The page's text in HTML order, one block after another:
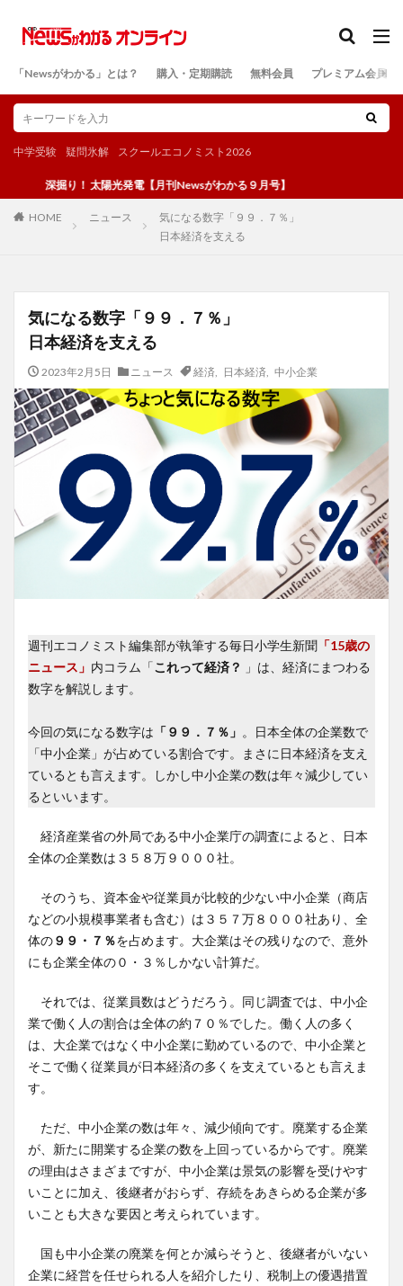
「Newsがわかる」とは？ 購入・定期購読 無料会員 プレミアム会員
中学受験 疑問氷解 スクールエコノミスト2026
深掘り！ 太陽光発電【月刊Newsがわかる９月号】
HOME ニュース
気になる数字「９９．７％」
日本経済を支える
気になる数字「９９．７％」
日本経済を支える
2023年2月5日 ニュース 経済, 日本経済, 中小企業
週刊エコノミスト編集部が執筆する毎日小学生新聞 「15歳の
ニュース」 内コラム「これって経済？
」は、経済にまつわる
数字を解説します。
今回の気になる数字は 「９９．７％」 。日本全体の企業数で
「中小企業」が占めている割合です。まさに日本経済を支え
ているとも言えます。しかし中小企業の数は年々減少してい
るといいます。
経済産業省の外局である中小企業庁の調査によると、日本
全体の企業数は３５８万９０００社。
そのうち、資本金や従業員が比較的少ない中小企業（商店
などの小規模事業者も含む）は３５７万８０００社あり、全
体の９９・７％を占めます。大企業はその残りなので、意外
にも企業全体の０・３％しかない計算だ。
それでは、従業員数はどうだろう。同じ調査では、中小企
業で働く人の割合は全体の約７０％でした。働く人の多く
は、大企業ではなく中小企業に勤めているので、中小企業と
そこで働く従業員が日本経済の多くを支えているとも言えま
す。
ただ、中小企業の数は年々、減少傾向です。廃業する企業
が、新たに開業する企業の数を上回っているからです。廃業
の理由はさまざまですが、中小企業は景気の影響を受けやす
いことに加え、後継者がおらず、存続をあきらめる企業が多
いことも大きな要因と考えられています。
国も中小企業の廃業を何とか減らそうと、後継者がいない
企業に経営を任せられる人を紹介したり、税制上の優遇措置
検索